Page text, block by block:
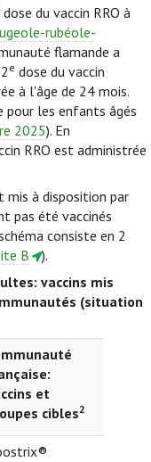
dose du vaccin RRO à
rubéole-
flamande a
e dose du vaccin
à l'âge de 24 mois.
pour les enfants âgés
2025). En
RRO est administrée
mis à disposition par
pas été vaccinés
consiste en 2
B
).
vaccins mis
(situation
et
cibles2